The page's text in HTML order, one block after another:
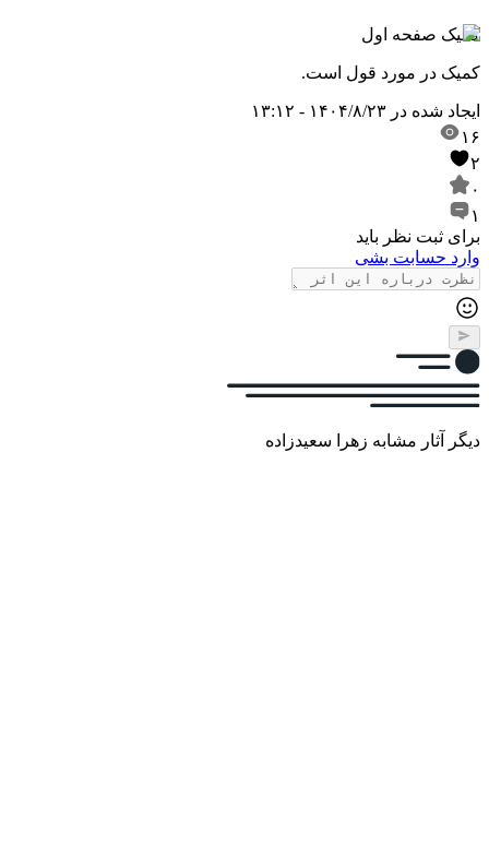
کمیک صفحه اول
کمیک در مورد قول است.
ایجاد شده در ۱۴۰۴/۸/۲۳ - ۱۳:۱۲
۱۶
۲
۰
۱
برای ثبت نظر باید
وارد حسابت بشی
دیگر آثار مشابه زهرا سعیدزاده